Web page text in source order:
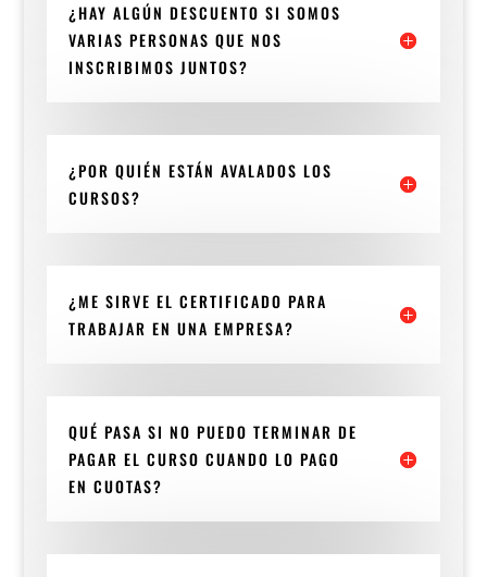
¿HAY ALGÚN DESCUENTO SI SOMOS
VARIAS PERSONAS QUE NOS
INSCRIBIMOS JUNTOS?
¿POR QUIÉN ESTÁN AVALADOS LOS
CURSOS?
¿ME SIRVE EL CERTIFICADO PARA
TRABAJAR EN UNA EMPRESA?
QUÉ PASA SI NO PUEDO TERMINAR DE
PAGAR EL CURSO CUANDO LO PAGO
EN CUOTAS?